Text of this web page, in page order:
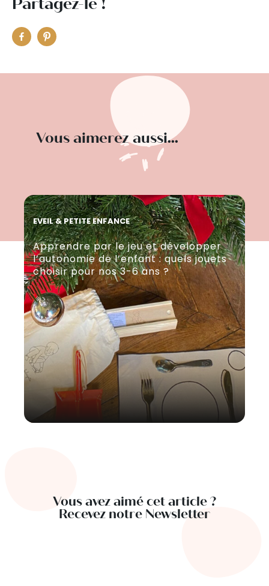
Partagez-le !
Vous aimerez aussi...
EVEIL & PETITE ENFANCE
Apprendre par le jeu et développer
l’autonomie de l’enfant : quels jouets
choisir pour nos 3-6 ans ?
Vous avez aimé cet article ?
Recevez notre Newsletter